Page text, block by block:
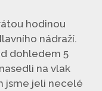
hodinou
nádraží.
dohledem 5
na vlak
jsme jeli necelé